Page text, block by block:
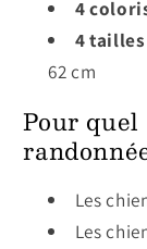
4
4
62 cm
Pour
Les
Les